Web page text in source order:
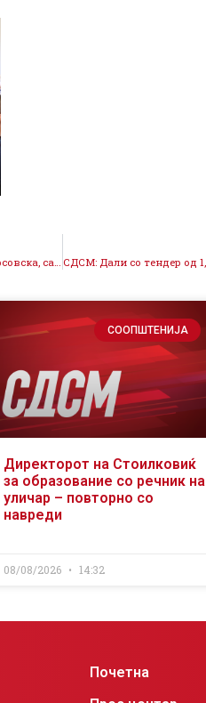
СООПШТЕНИЈА
Директорот на Стоилковиќ
за образование со речник на
уличар – повторно со
навреди
08/08/2026 14:32
Почетна